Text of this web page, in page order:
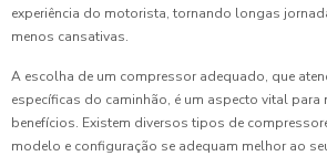
experiência do motorista, tornando longas
menos cansativas.
A escolha de um compressor adequado, que
específicas do caminhão, é um aspecto vital para
benefícios. Existem diversos tipos de
modelo e configuração se adequam melhor ao